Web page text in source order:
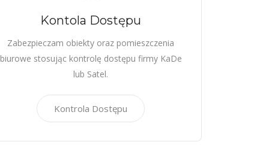
Kontola Dostępu
Zabezpieczam obiekty oraz pomieszczenia
biurowe stosując kontrolę dostępu firmy KaDe
lub Satel.
Kontrola Dostępu